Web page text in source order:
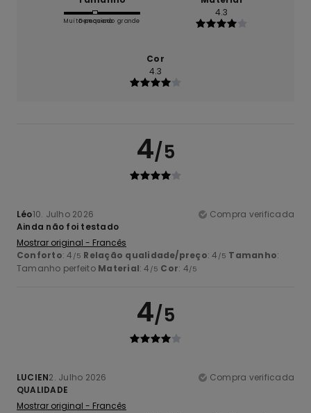
Muito pequeno
Demasiado grande
4.3
Cor
4.3
4/5
Léo10. Julho 2026
Compra verificada
Ainda não foi testado
Mostrar original - Francês
Conforto: 4 /5 Relação qualidade/preço: 4 /5 Tamanho:
Tamanho perfeito Material: 4 /5 Cor: 4/5
4/5
LUCIEN2. Julho 2026
Compra verificada
QUALIDADE
Mostrar original - Francês